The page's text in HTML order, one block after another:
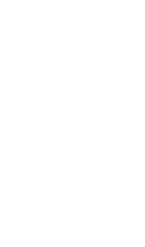
子和面对冷酷的偏见和命运，重新找回自己人生
成那样的大人的三